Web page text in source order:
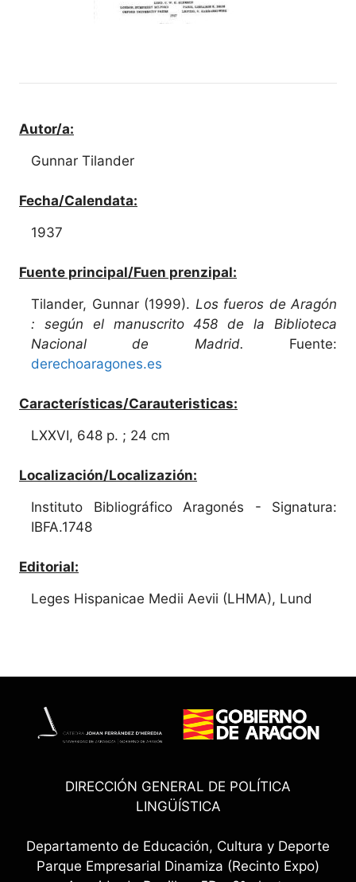
Autor/a:
Gunnar Tilander
Fecha/Calendata:
1937
Fuente principal/Fuen prenzipal:
Tilander, Gunnar (1999). Los fueros de Aragón
: según el manuscrito 458 de la Biblioteca
Nacional de Madrid. Fuente:
derechoaragones.es
Características/Carauteristicas:
LXXVI, 648 p. ; 24 cm
Localización/Localizazión:
Instituto Bibliográfico Aragonés - Signatura:
IBFA.1748
Editorial:
Leges Hispanicae Medii Aevii (LHMA), Lund
DIRECCIÓN GENERAL DE POLÍTICA
LINGÜÍSTICA
Departamento de Educación, Cultura y Deporte
Parque Empresarial Dinamiza (Recinto Expo)